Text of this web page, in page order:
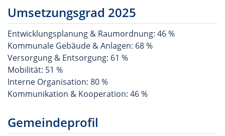
Umsetzungsgrad 2025
Entwicklungsplanung & Raumordnung: 46 %
Kommunale Gebäude & Anlagen: 68 %
Versorgung & Entsorgung: 61 %
Mobilität: 51 %
Interne Organisation: 80 %
Kommunikation & Kooperation: 46 %
Gemeindeprofil